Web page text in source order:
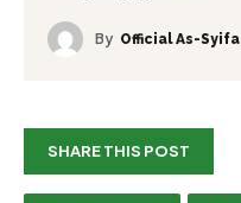
By Official As-Syifa
SHARE THIS POST